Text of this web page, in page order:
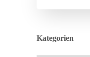
Kategorien